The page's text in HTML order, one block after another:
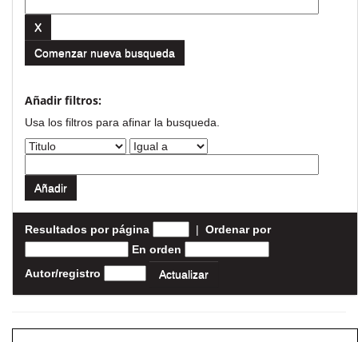
Comenzar nueva busqueda
Añadir filtros:
Usa los filtros para afinar la busqueda.
Resultados por página | Ordenar por
En orden
Autor/registro